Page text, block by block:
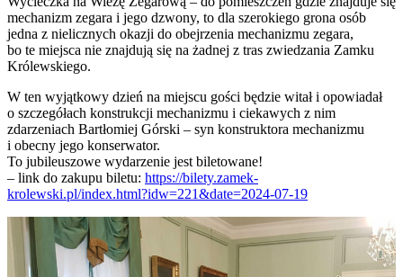
mechanizm zegara i jego dzwony, to dla szerokiego grona osób
jedna z nielicznych okazji do obejrzenia mechanizmu zegara,
bo te miejsca nie znajdują się na żadnej z tras zwiedzania Zamku
Królewskiego.
W ten wyjątkowy dzień na miejscu gości będzie witał i opowiadał
o szczegółach konstrukcji mechanizmu i ciekawych z nim
zdarzeniach Bartłomiej Górski – syn konstruktora mechanizmu
i obecny jego konserwator.
To jubileuszowe wydarzenie jest biletowane!
– link do zakupu biletu: https://bilety.zamek-
krolewski.pl/index.html?idw=221&date=2024-07-19